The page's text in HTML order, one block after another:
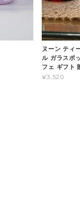
ヌーン ティ
ル ガラスポ
フェ ギフト
¥3,520